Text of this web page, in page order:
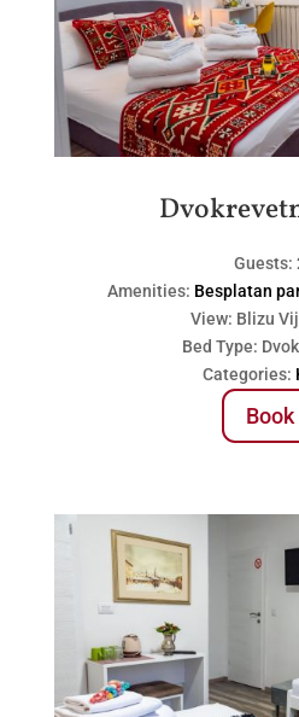
Guests:
Amenities: Besplatan
View: Blizu
Bed Type:
Categories:
Book